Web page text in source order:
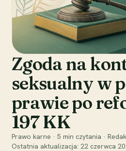
Zgoda na
seksualny w
prawie po
197 KK
Prawo karne · 5 min czytania ·
Ostatnia aktualizacja: 22 czerwca